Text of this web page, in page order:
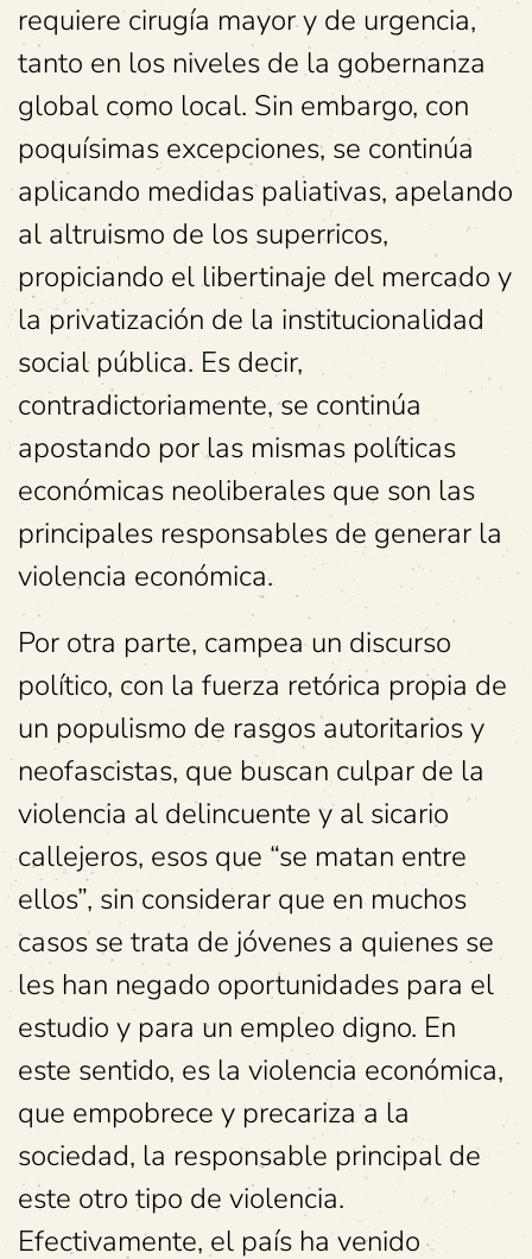
requiere cirugía mayor y de urgencia,
tanto en los niveles de la gobernanza
global como local. Sin embargo, con
poquísimas excepciones, se continúa
aplicando medidas paliativas, apelando
al altruismo de los superricos,
propiciando el libertinaje del mercado y
la privatización de la institucionalidad
social pública. Es decir,
contradictoriamente, se continúa
apostando por las mismas políticas
económicas neoliberales que son las
principales responsables de generar la
violencia económica.
Por otra parte, campea un discurso
político, con la fuerza retórica propia de
un populismo de rasgos autoritarios y
neofascistas, que buscan culpar de la
violencia al delincuente y al sicario
callejeros, esos que “se matan entre
ellos”, sin considerar que en muchos
casos se trata de jóvenes a quienes se
les han negado oportunidades para el
estudio y para un empleo digno. En
este sentido, es la violencia económica,
que empobrece y precariza a la
sociedad, la responsable principal de
este otro tipo de violencia.
Efectivamente, el país ha venido